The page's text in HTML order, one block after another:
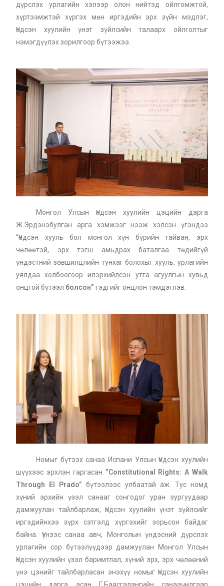
дүрслэх урлагийн хэлээр олон нийтэд ойлгомжтой,
хүртээмжтэй хүргэх мөн иргэдийн эрх зүйн мэдлэг,
Үндсэн хуулийн үнэт зүйлсийн талаарх ойлголтыг
нэмэгдүүлэх зорилгоор бүтээжээ.
Монгол Улсын Үндсэн хуулийн цэцийн дарга
Ж.Эрдэнэбулган арга хэмжээг нээж хэлсэн үгэндээ
“Үндсэн хууль бол монгол хүн бүрийн тайван, эрх
чөлөөтэй, эрх тэгш амьдрах баталгаа төдийгүй
үндэстний зөвшилцлийн тунхаг болохыг хууль, урлагийн
уялдаа холбоогоор илэрхийлсэн утга агуулгын хувьд
онцгой бүтээл болсон” гэдгийг онцлон тэмдэглэв.
Номыг бүтээх санаа Испани Улсын Үндсэн хуулийн
шүүхээс эрхлэн гаргасан “Constitutional Rights: A Walk
Through El Prado” бүтээлээс улбаатай аж. Тус номд
хүний эрхийн үзэл санааг сонгодог уран зургуудаар
дамжуулан тайлбарлаж, Үндсэн хуулийн үнэт зүйлсийг
иргэдийнхээ зүрх сэтгэлд хүргэхийг зорьсон байдаг
байна. Үүнээс санаа авч, Монголын үндэсний дүрслэх
урлагийн сор бүтээлүүдээр дамжуулан Монгол Улсын
Үндсэн хуулийн үзэл баримтлал, хүний эрх, эрх чөлөөний
үнэ цэнийг тайлбарласан энэхүү номыг Үндсэн хуулийн